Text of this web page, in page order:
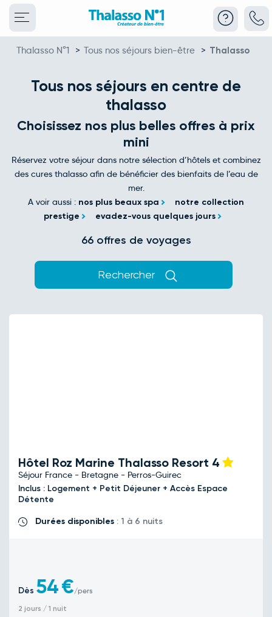
Thalasso N°1 > Tous nos séjours bien-être > Thalasso
Tous nos séjours en centre de
thalasso
Choisissez nos plus belles offres à prix
mini
Réservez votre séjour dans notre sélection d’hôtels et combinez
des cures thalasso afin de bénéficier des bienfaits de l’eau de
mer.
A voir aussi : nos plus beaux spa
notre collection
prestige
evadez-vous quelques jours
66 offres de voyages
Rechercher
Hôtel Roz Marine Thalasso Resort 4
Séjour France - Bretagne - Perros-Guirec
Inclus : Logement + Petit Déjeuner + Accès Espace
Détente
Durées disponibles : 1 à 6 nuits
Dès 54€/pers
2 jours / 1 nuit